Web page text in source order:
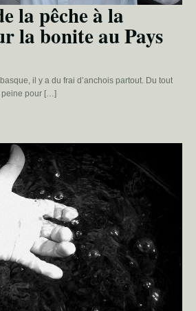
la pêche à la
la bonite au Pays
il y a du frai d’anchois partout. Du tout
peine pour […]